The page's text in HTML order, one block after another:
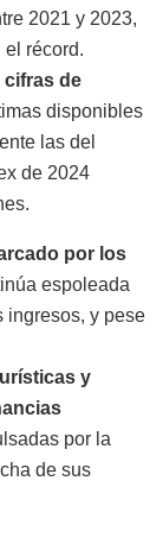
2021 y 2023,
récord.
cifras de
disponibles
las del
de 2024
por los
espoleada
ingresos, y pese
y
por la
de sus